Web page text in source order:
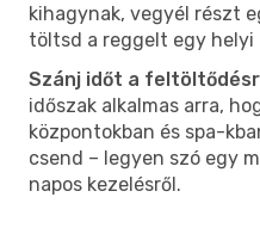
kihagynak, vegyél részt
töltsd a reggelt egy helyi
Szánj időt a
időszak alkalmas arra,
központokban és spa-
csend – legyen szó egy
napos kezelésről.